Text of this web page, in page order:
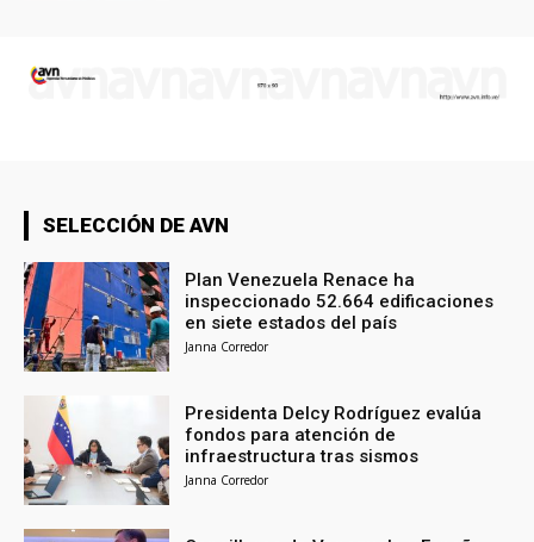
SELECCIÓN DE AVN
Plan Venezuela Renace ha
inspeccionado 52.664 edificaciones
en siete estados del país
Janna Corredor
Presidenta Delcy Rodríguez evalúa
fondos para atención de
infraestructura tras sismos
Janna Corredor